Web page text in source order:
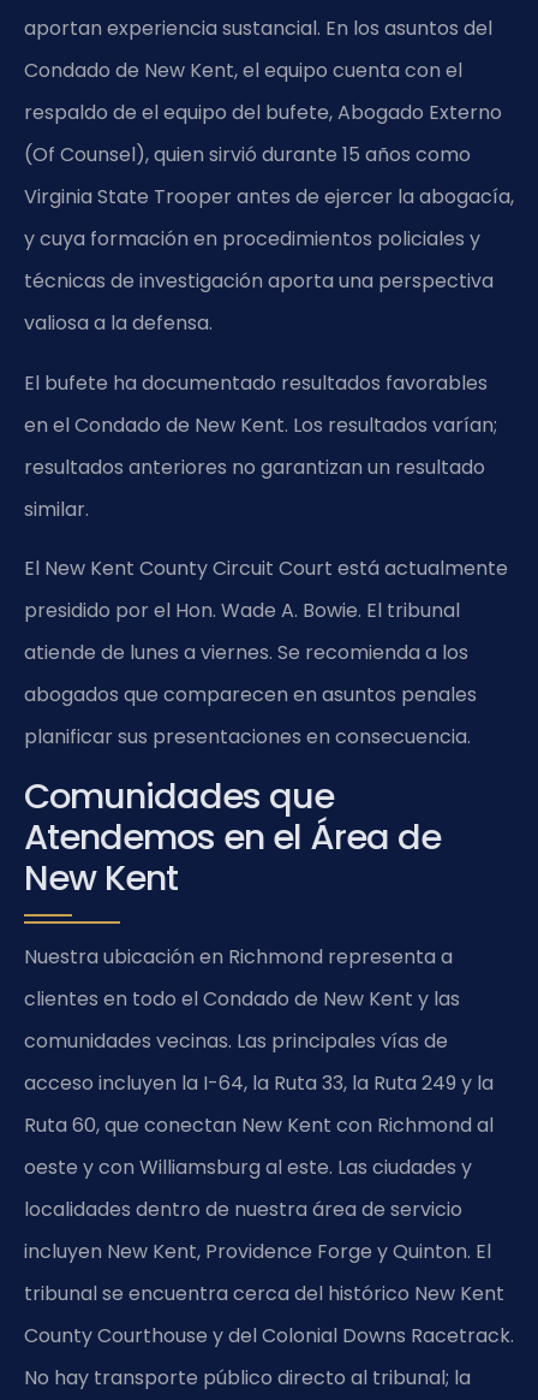
aportan experiencia sustancial. En los asuntos del
Condado de New Kent, el equipo cuenta con el
respaldo de el equipo del bufete, Abogado Externo
(Of Counsel), quien sirvió durante 15 años como
Virginia State Trooper antes de ejercer la abogacía,
y cuya formación en procedimientos policiales y
técnicas de investigación aporta una perspectiva
valiosa a la defensa.
El bufete ha documentado resultados favorables
en el Condado de New Kent. Los resultados varían;
resultados anteriores no garantizan un resultado
similar.
El New Kent County Circuit Court está actualmente
presidido por el Hon. Wade A. Bowie. El tribunal
atiende de lunes a viernes. Se recomienda a los
abogados que comparecen en asuntos penales
planificar sus presentaciones en consecuencia.
Comunidades que
Atendemos en el Área de
New Kent
Nuestra ubicación en Richmond representa a
clientes en todo el Condado de New Kent y las
comunidades vecinas. Las principales vías de
acceso incluyen la I-64, la Ruta 33, la Ruta 249 y la
Ruta 60, que conectan New Kent con Richmond al
oeste y con Williamsburg al este. Las ciudades y
localidades dentro de nuestra área de servicio
incluyen New Kent, Providence Forge y Quinton. El
tribunal se encuentra cerca del histórico New Kent
County Courthouse y del Colonial Downs Racetrack.
No hay transporte público directo al tribunal; la